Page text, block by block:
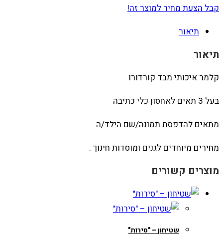
קבל הצעת מחיר למוצר זה!
תיאור
תיאור
קלמר איכותי מבד קורדורו
בעל 3 תאים לאחסון כלי כתיבה
מתאים להדפסת תמונה/שם הילד/ה .
מחירים מיוחדים לגנים ומוסדות חינוך .
מוצרים קשורים
שטיחון – "סירות"